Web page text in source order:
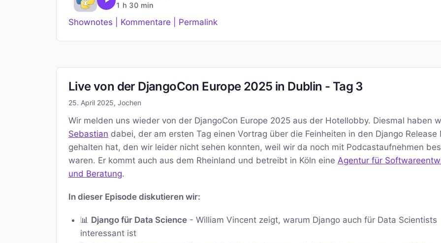
1 h 30 min
Shownotes | Kommentare | Permalink
Live von der DjangoCon Europe 2025 in Dublin - Tag 3
25. April 2025, Jochen
Wir melden uns wieder von der DjangoCon Europe 2025 aus der Hotellobby. Diesmal haben
Sebastian dabei, der am ersten Tag einen Vortrag über die Feinheiten in den Django Release
gehalten hat, den wir leider nicht sehen konnten, weil wir da noch mit Podcastaufnehmen
waren. Er kommt auch aus dem Rheinland und betreibt in Köln eine Agentur für
und Beratung.
In dieser Episode diskutieren wir:
📊 Django für Data Science - William Vincent zeigt, warum Django auch für Data Scientists
interessant ist